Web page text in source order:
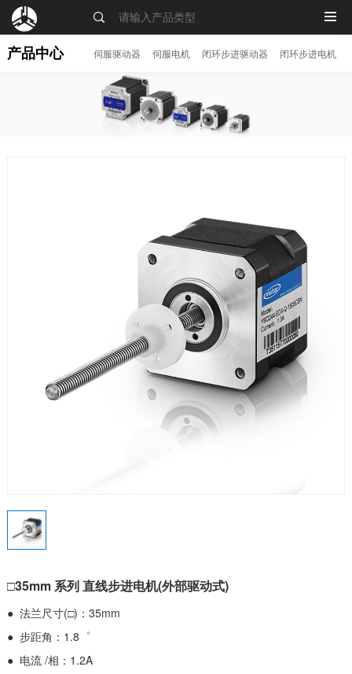
MENU
产品中心 伺服驱动器 伺服电机 闭环步进驱动器 闭环步进电机
□35mm 系列 直线步进电机(外部驱动式)
● 法兰尺寸(□)：35mm
● 步距角：1.8゜
● 电流 /相：1.2A